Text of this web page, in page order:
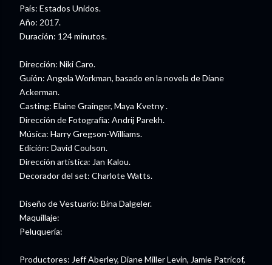
País: Estados Unidos.
Año: 2017.
Duración: 124 minutos.
Dirección: Niki Caro.
Guión: Angela Workman, basado en la novela de Diane
Ackerman.
Casting: Elaine Grainger, Maya Kvetny .
Dirección de Fotografía: Andrij Parekh.
Música: Harry Gregson-Williams.
Edición: David Coulson.
Dirección artística: Jan Kalou.
Decorador del set: Charlote Watts.
Diseño de Vestuario: Bina Dalgeler.
Maquillaje:
Peluquería:
Productores: Jeff Aberley, Diane Miller Levin, Jamie Patricof,